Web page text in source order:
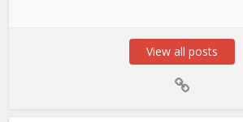
View all posts